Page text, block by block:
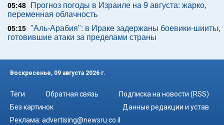
05:48
Прогноз погоды в Израиле на 9 августа: жарко,
переменная облачность
05:15 "Аль-Арабия": в Ираке задержаны боевики-шииты,
готовившие атаки за пределами страны
Воскресенье, 09 августа 2026 г.
Теги Обратная связь
Подписка на новости (RSS)
Без картинок
Данные редакции и устав
Реклама: advertising@newsru.co.il